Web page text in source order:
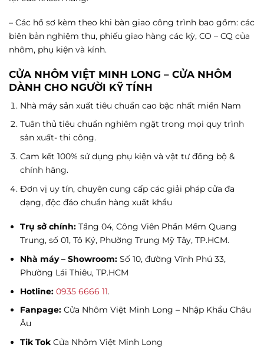
– Các hồ sơ kèm theo khi bàn giao công trình bao gồm: các
biên bản nghiệm thu, phiếu giao hàng các kỳ, CO – CQ của
nhôm, phụ kiện và kính.
CỬA NHÔM VIỆT MINH LONG – CỬA NHÔM
DÀNH CHO NGƯỜI KỸ TÍNH
Nhà máy sản xuất tiêu chuẩn cao bậc nhất miền Nam
Tuân thủ tiêu chuẩn nghiêm ngặt trong mọi quy trình
sản xuất- thi công.
Cam kết 100% sử dụng phụ kiện và vật tư đồng bộ &
chính hãng.
Đơn vị uy tín, chuyên cung cấp các giải pháp cửa đa
dạng, độc đáo chuẩn hàng xuất khẩu
Trụ sở chính:Tầng 04, Công Viên Phần Mềm Quang
Trung, số 01, Tô Ký, Phường Trung Mỹ Tây, TP.HCM.
Nhà máy – Showroom:Số 10, đường Vĩnh Phú 33,
Phường Lái Thiêu, TP.HCM
Hotline:0935 6666 11.
Fanpage:Cửa Nhôm Việt Minh Long – Nhập Khẩu Châu
Âu
Tik TokCửa Nhôm Việt Minh Long